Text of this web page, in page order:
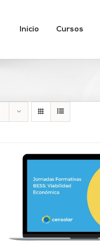
Inicio Cursos
AÑADIR AL CARRITO